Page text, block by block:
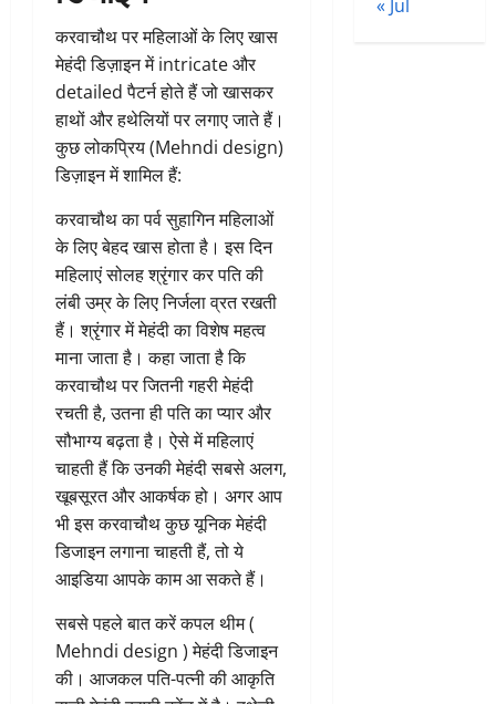
करवाचौथ पर महिलाओं के लिए खास
मेहंदी डिज़ाइन में intricate और
detailed पैटर्न होते हैं जो खासकर
हाथों और हथेलियों पर लगाए जाते हैं।
कुछ लोकप्रिय (Mehndi design)
डिज़ाइन में शामिल हैं:
करवाचौथ का पर्व सुहागिन महिलाओं
के लिए बेहद खास होता है। इस दिन
महिलाएं सोलह श्रृंगार कर पति की
लंबी उम्र के लिए निर्जला व्रत रखती
हैं। श्रृंगार में मेहंदी का विशेष महत्व
माना जाता है। कहा जाता है कि
करवाचौथ पर जितनी गहरी मेहंदी
रचती है, उतना ही पति का प्यार और
सौभाग्य बढ़ता है। ऐसे में महिलाएं
चाहती हैं कि उनकी मेहंदी सबसे अलग,
खूबसूरत और आकर्षक हो। अगर आप
भी इस करवाचौथ कुछ यूनिक मेहंदी
डिजाइन लगाना चाहती हैं, तो ये
आइडिया आपके काम आ सकते हैं।
सबसे पहले बात करें कपल थीम (
Mehndi design ) मेहंदी डिजाइन
की। आजकल पति-पत्नी की आकृति
« Jul